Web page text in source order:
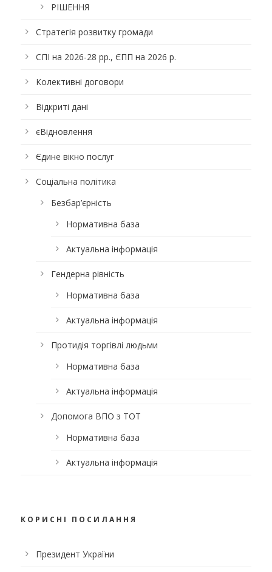
РІШЕННЯ
Стратегія розвитку громади
СПІ на 2026-28 рр., ЄПП на 2026 р.
Колективні договори
Відкриті дані
єВідновлення
Єдине вікно послуг
Соціальна політика
Безбар’єрність
Нормативна база
Актуальна інформація
Гендерна рівність
Нормативна база
Актуальна інформація
Протидія торгівлі людьми
Нормативна база
Актуальна інформація
Допомога ВПО з ТОТ
Нормативна база
Актуальна інформація
КОРИСНІ ПОСИЛАННЯ
Президент України